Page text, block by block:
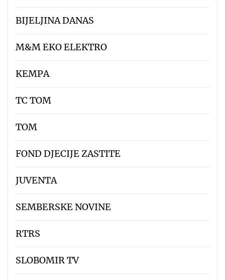
BIJELJINA DANAS
M&M EKO ELEKTRO
KEMPA
TC TOM
TOM
FOND DJECIJE ZASTITE
JUVENTA
SEMBERSKE NOVINE
RTRS
SLOBOMIR TV